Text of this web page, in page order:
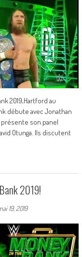
2019,Hartford au
débute avec Jonathan
son panel
Otunga. Ils discutent
2019!
19, 2019